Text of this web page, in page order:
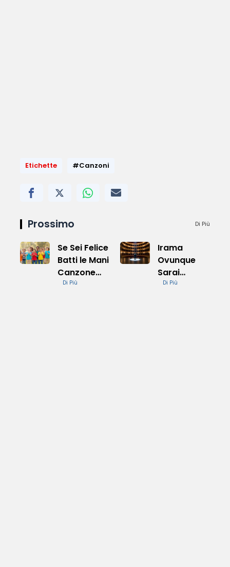
Etichette #Canzoni
Prossimo Di Più
Se Sei Felice
Batti le Mani
Canzone
per Bambini
Di Più
Irama
Ovunque
Sarai
Sanremo
Di Più